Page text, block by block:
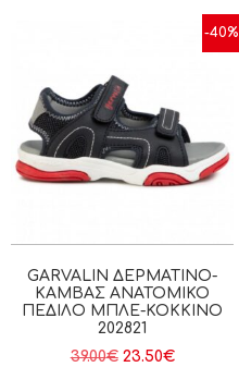
-40%
GARVALIN ΔΕΡΜΆΤΙΝΟ-
ΚΑΜΒΆΣ ΑΝΑΤΟΜΙΚΌ
ΠΈΔΙΛΟ ΜΠΛΕ-ΚΌΚΚΙΝΟ
202821
39.00€ 23.50€